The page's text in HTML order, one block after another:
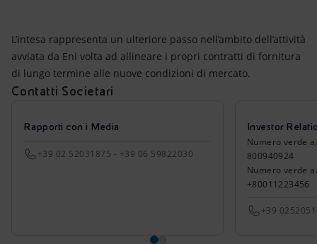
L’intesa rappresenta un ulteriore passo nell’ambito dell’attività
avviata da Eni volta ad allineare i propri contratti di fornitura
di lungo termine alle nuove condizioni di mercato.
Contatti Societari
Rapporti con i Media
+39 02 52031875 - +39 06 59822030
Investor
Numero verde
800940924
Numero verde
+80011223456
+39